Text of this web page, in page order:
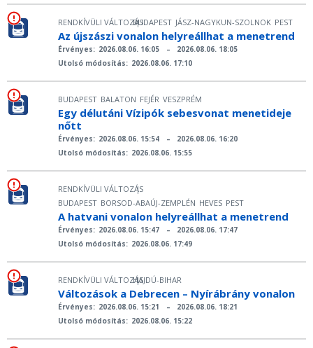
RENDKÍVÜLI VÁLTOZÁS
|
BUDAPEST JÁSZ-NAGYKUN-SZOLNOK PEST
Az újszászi vonalon helyreállhat a menetrend
Érvényes: 2026.08.06. 16:05 –
2026.08.06. 18:05
Utolsó módosítás: 2026.08.06. 17:10
BUDAPEST BALATON FEJÉR VESZPRÉM
Egy délutáni Vízipók sebesvonat menetideje
nőtt
Érvényes: 2026.08.06. 15:54 –
2026.08.06. 16:20
Utolsó módosítás: 2026.08.06. 15:55
RENDKÍVÜLI VÁLTOZÁS
|
BUDAPEST BORSOD-ABAÚJ-ZEMPLÉN HEVES PEST
A hatvani vonalon helyreállhat a menetrend
Érvényes: 2026.08.06. 15:47 –
2026.08.06. 17:47
Utolsó módosítás: 2026.08.06. 17:49
RENDKÍVÜLI VÁLTOZÁS
|
HAJDÚ-BIHAR
Változások a Debrecen – Nyírábrány vonalon
Érvényes: 2026.08.06. 15:21 –
2026.08.06. 18:21
Utolsó módosítás: 2026.08.06. 15:22